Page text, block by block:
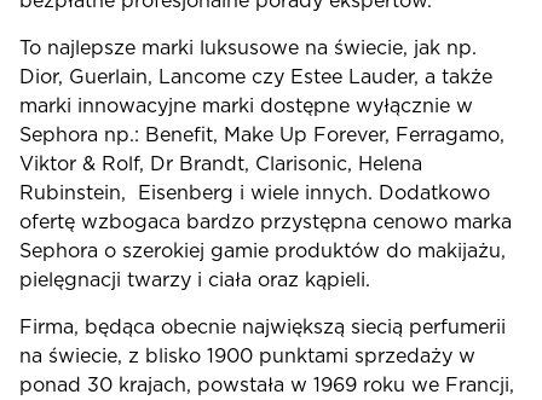
To najlepsze marki luksusowe na świecie, jak np.
Dior, Guerlain, Lancome czy Estee Lauder, a także
marki innowacyjne marki dostępne wyłącznie w
Sephora np.: Benefit, Make Up Forever, Ferragamo,
Viktor & Rolf, Dr Brandt, Clarisonic, Helena
Rubinstein, Eisenberg i wiele innych. Dodatkowo
ofertę wzbogaca bardzo przystępna cenowo marka
Sephora o szerokiej gamie produktów do makijażu,
pielęgnacji twarzy i ciała oraz kąpieli.
Firma, będąca obecnie największą siecią perfumerii
na świecie, z blisko 1900 punktami sprzedaży w
ponad 30 krajach, powstała w 1969 roku we Francji,